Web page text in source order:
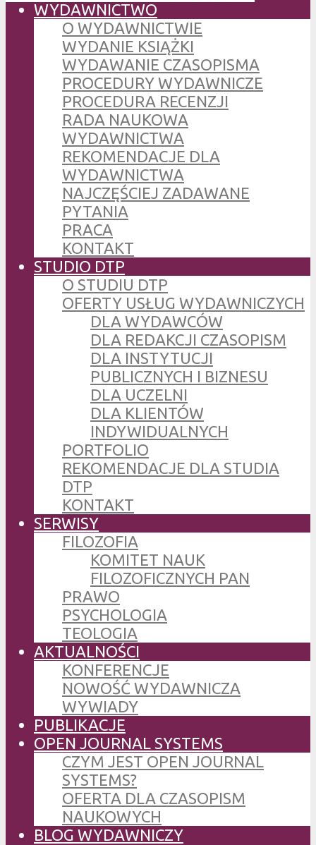
WYDAWNICTWO
O WYDAWNICTWIE
WYDANIE KSIĄŻKI
WYDAWANIE CZASOPISMA
PROCEDURY WYDAWNICZE
PROCEDURA RECENZJI
RADA NAUKOWA
WYDAWNICTWA
REKOMENDACJE DLA
WYDAWNICTWA
NAJCZĘŚCIEJ ZADAWANE
PYTANIA
PRACA
KONTAKT
STUDIO DTP
O STUDIU DTP
OFERTY USŁUG WYDAWNICZYCH
DLA WYDAWCÓW
DLA REDAKCJI CZASOPISM
DLA INSTYTUCJI
PUBLICZNYCH I BIZNESU
DLA UCZELNI
DLA KLIENTÓW
INDYWIDUALNYCH
PORTFOLIO
REKOMENDACJE DLA STUDIA
DTP
KONTAKT
SERWISY
FILOZOFIA
KOMITET NAUK
FILOZOFICZNYCH PAN
PRAWO
PSYCHOLOGIA
TEOLOGIA
AKTUALNOŚCI
KONFERENCJE
NOWOŚĆ WYDAWNICZA
WYWIADY
PUBLIKACJE
OPEN JOURNAL SYSTEMS
CZYM JEST OPEN JOURNAL
SYSTEMS?
OFERTA DLA CZASOPISM
NAUKOWYCH
BLOG WYDAWNICZY